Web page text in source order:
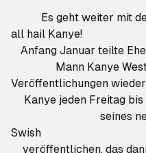
Es geht weiter mit
all hail Kanye!
Anfang Januar teilte
Mann Kanye
Veröffentlichungen
Kanye jeden Freitag bis
seines
Swish
veröffentlichen, das